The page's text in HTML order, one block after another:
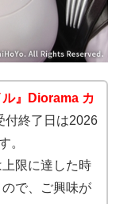
ル』Diorama カ
付終了日は2026
。
限に達した時
で、ご興味が